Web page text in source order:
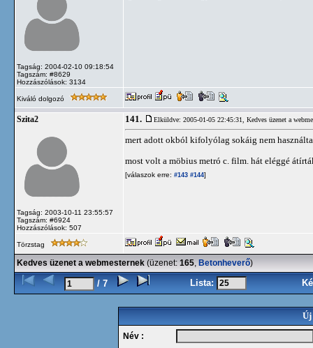
Tagság: 2004-02-10 09:18:54
Tagszám: #8629
Hozzászólások: 3134
Kiváló dolgozó
Szita2
Tagság: 2003-10-11 23:55:57
Tagszám: #6924
Hozzászólások: 507
141. Elküldve: 2005-01-05 22:45:31, Kedves üzenet a
mert adott okból kifolyólag sokáig nem
most volt a möbius metró c. film. hát eléggé
[válaszok erre: #143 #144]
Törzstag
Kedves üzenet a webmesternek (üzenet: 165, Betonheverő)
/ 7 Lista:
Új
Név :